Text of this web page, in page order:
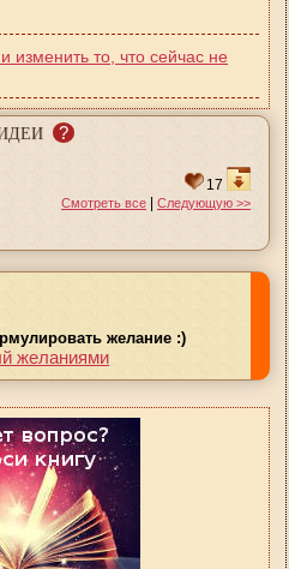
изменить то, что сейчас не
?
17
Смотреть все | Следующую >>
желание :)
желаниями